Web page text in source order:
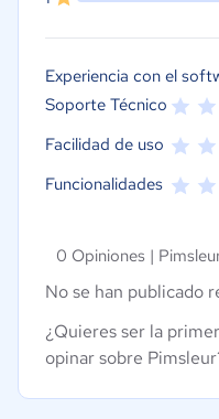
Experiencia con el
Soporte Técnico
Facilidad de uso
Funcionalidades
0 Opiniones |
No se han publicado
¿Quieres ser la
opinar sobre